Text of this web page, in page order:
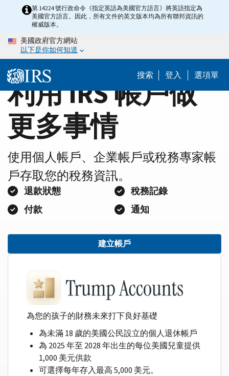
content
Home第 14224 號行政命令《指定英語為美國官方語言》將英語指定為
美國官方語言。因此，所有文件的英文版本均為所有聯邦資訊的
權威版本。
美國政府官方網站
以下是你如何知道
搜索 登入 選項單
利用 IRS 帳戶做
更多事情
使用個人帳戶、企業帳戶或稅務專家帳
戶存取您的稅務資訊。
退款狀態
稅務記錄
付款
通知
建立帳戶
為您的孩子的財務未來打下良好基礎
為未滿 18 歲的美國公民設立的個人退休帳戶
為 2025 年至 2028 年出生的每位美國兒童提供
1,000 美元供款
可選擇每年存入最高 5,000 美元。